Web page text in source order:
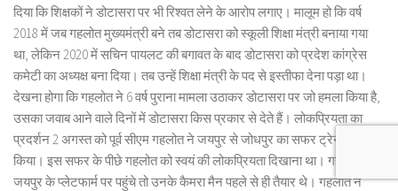
दिया कि शिक्षकों ने डोटासरा पर भी रिश्वत लेने के आरोप लगाए। मालूम हो कि वर्ष
2018 में जब गहलोत मुख्यमंत्री बने तब डोटासरा को स्कूली शिक्षा मंत्री बनाया गया
था, लेकिन 2020 में सचिन पायलट की बगावत के बाद डोटासरा को प्रदेश कांग्रेस
कमेटी का अध्यक्ष बना दिया। तब उन्हें शिक्षा मंत्री के पद से इस्तीफा देना पड़ा था।
देखना होगा कि गहलोत ने 6 वर्ष पुराना मामला उठाकर डोटासरा पर जो हमला किया है,
उसका जवाब आने वाले दिनों में डोटासरा किस प्रकार से देते हैं। लोकप्रियता का
प्रदर्शन 2 अगस्त को पूर्व सीएम गहलोत ने जयपुर से जोधपुर का सफर ट्रेन से
किया। इस सफर के पीछे गहलोत को स्वयं की लोकप्रियता दिखाना था। गहलोत जब
जयपुर के प्लेटफार्म पर पहुंचे तो उनके कैमरा मैन पहले से ही तैयार थे। गहलोत ने